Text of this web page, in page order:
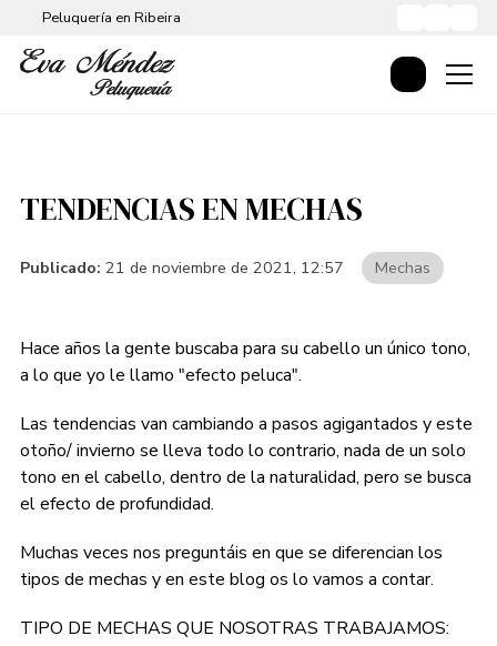
Peluquería en Ribeira
TENDENCIAS EN MECHAS
Publicado: 21 de noviembre de 2021, 12:57 Mechas
Hace años la gente buscaba para su cabello un único tono,
a lo que yo le llamo "efecto peluca".
Las tendencias van cambiando a pasos agigantados y este
otoño/ invierno se lleva todo lo contrario, nada de un solo
tono en el cabello, dentro de la naturalidad, pero se busca
el efecto de profundidad.
Muchas veces nos preguntáis en que se diferencian los
tipos de mechas y en este blog os lo vamos a contar.
TIPO DE MECHAS QUE NOSOTRAS TRABAJAMOS: